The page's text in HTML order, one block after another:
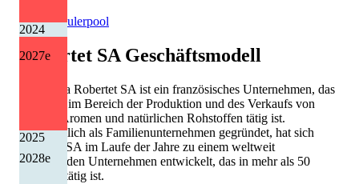
2027e
2028e
2024
2025
Quelle: Eulerpool
Robertet SAGeschäftsmodell
Die Firma Robertet SA ist ein französisches Unternehmen, das
seit 1850 im Bereich der Produktion und des Verkaufs von
Düften, Aromen und natürlichen Rohstoffen tätig ist.
Ursprünglich als Familienunternehmen gegründet, hat sich
Robertet SA im Laufe der Jahre zu einem weltweit
operierenden Unternehmen entwickelt, das in mehr als 50
Ländern tätig ist.